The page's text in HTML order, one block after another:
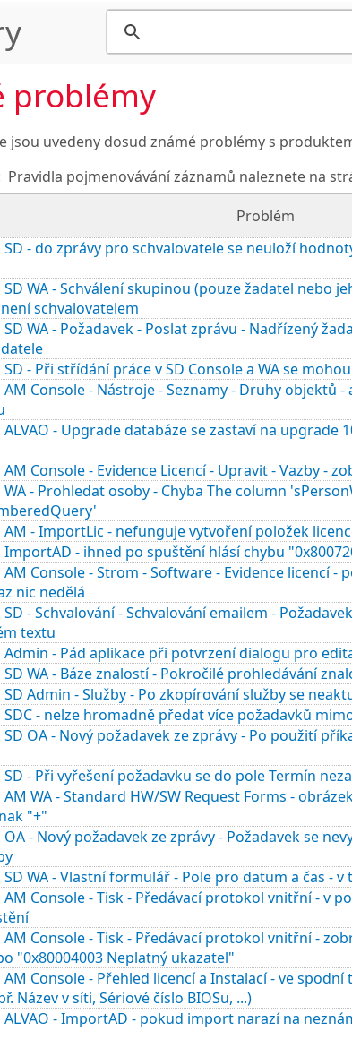
problémy
jsou uvedeny dosud známé problémy s
Pravidla pojmenovávání záznamů naleznete na
Problém
SD - do zprávy pro schvalovatele se neuloží
SD WA - Schválení skupinou (pouze žadatel nebo
schvalovatelem
SD WA - Požadavek - Poslat zprávu - Nadřízený
SD - Při střídání práce v SD Console a WA se
AM Console - Nástroje - Seznamy - Druhy objektů
ALVAO - Upgrade databáze se zastaví na
AM Console - Evidence Licencí - Upravit - Vazby -
WA - Prohledat osoby - Chyba The column
AM - ImportLic - nefunguje vytvoření položek
ImportAD - ihned po spuštění hlásí chybu
AM Console - Strom - Software - Evidence licencí
nic nedělá
SD - Schvalování - Schvalování emailem -
textu
Admin - Pád aplikace při potvrzení dialogu pro
SD WA - Báze znalostí - Pokročilé prohledávání
SD Admin - Služby - Po zkopírování služby se
SDC - nelze hromadně předat více požadavků
SD OA - Nový požadavek ze zprávy - Po použití
SD - Při vyřešení požadavku se do pole Termín
AM WA - Standard HW/SW Request Forms -
"+"
OA - Nový požadavek ze zprávy - Požadavek se
SD WA - Vlastní formulář - Pole pro datum a čas -
AM Console - Tisk - Předávací protokol vnitřní - v
AM Console - Tisk - Předávací protokol vnitřní -
"0x80004003 Neplatný ukazatel"
AM Console - Přehled licencí a Instalací - ve
Název v síti, Sériové číslo BIOSu, ...)
ALVAO - ImportAD - pokud import narazí na